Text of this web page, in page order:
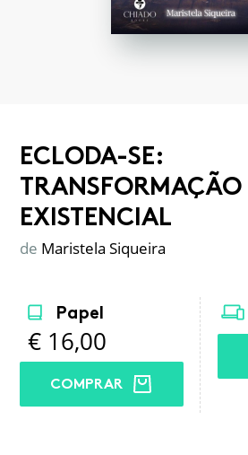
ECLODA-SE:
TRANSFORMAÇÃO
EXISTENCIAL
de Maristela Siqueira
Papel
€ 16,00
COMPRAR